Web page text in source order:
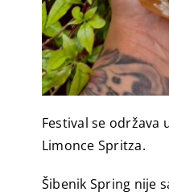
Festival se održava
Limonce Spritza.
Šibenik Spring nije